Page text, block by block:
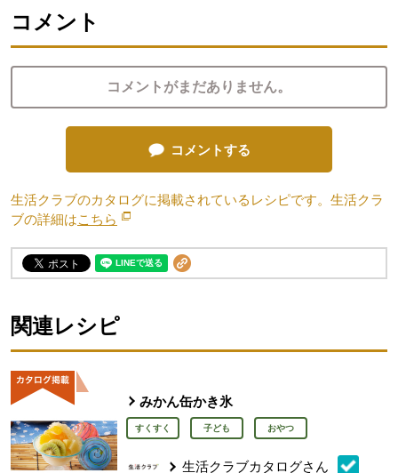
コメント
コメントがまだありません。
コメントする
生活クラブのカタログに掲載されているレシピです。生活クラ
ブの詳細はこちら 別のウィンドウで開きます。
関連レシピ
みかん缶かき氷
すくすく 子ども おやつ
生活クラブカタログさん